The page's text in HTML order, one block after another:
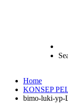
Home
KONSEP
bimo-luki-yp-